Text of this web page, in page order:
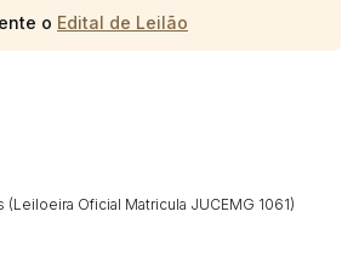
o Edital de Leilão
(Leiloeira Oficial Matricula JUCEMG 1061)
de Propostas
efetuar lances ou